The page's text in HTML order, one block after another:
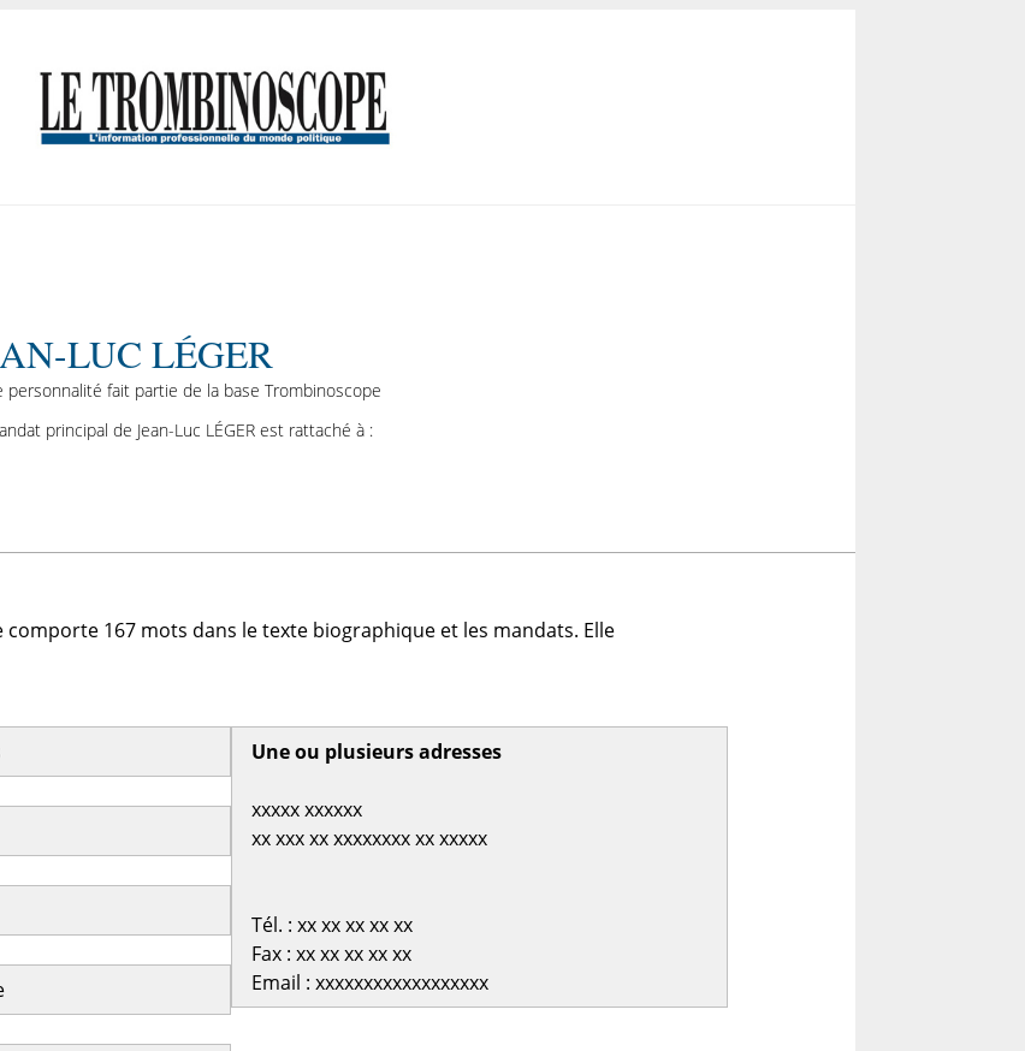
LUC LÉGER
personnalité fait partie de la base Trombinoscope
principal de Jean-Luc LÉGER est rattaché à :
comporte 167 mots dans le texte biographique et les mandats. Elle
Une ou plusieurs adresses
xxxxx xxxxxx
xx xxx xx xxxxxxxx xx xxxxx
Tél. : xx xx xx xx xx
Fax : xx xx xx xx xx
Email : xxxxxxxxxxxxxxxxxx